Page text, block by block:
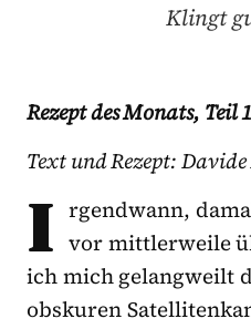
Klingt
Rezept des Monats, Teil
Text und Rezept:
I rgendwann,
vor mittlerweile
ich mich gelangweilt
obskuren